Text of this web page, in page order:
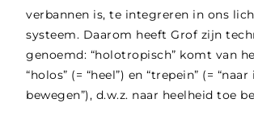
verbannen is, te integreren in ons
systeem. Daarom heeft Grof zijn
genoemd: “holotropisch” komt van
“holos” (= “heel”) en “trepein” (=
bewegen”), d.w.z. naar heelheid toe